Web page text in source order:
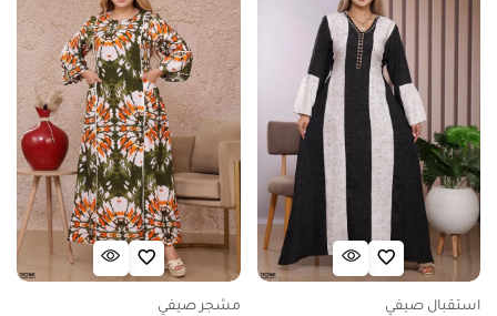
استقبال صيفي مشجر صيفي